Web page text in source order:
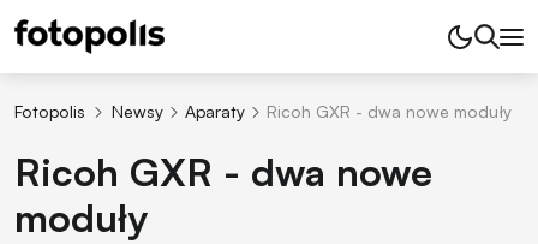
Fotopolis Newsy Aparaty Ricoh GXR - dwa nowe moduły
Ricoh GXR - dwa nowe
moduły